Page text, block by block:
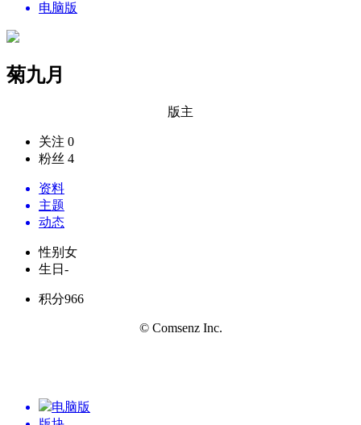
电脑版
菊九月
版主
关注 0
粉丝 4
资料
主题
动态
性别 女
生日 -
积分966
© Comsenz Inc.
电脑版